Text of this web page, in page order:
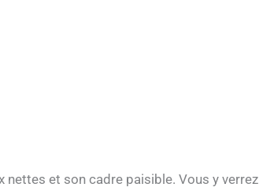
nettes et son cadre paisible. Vous y verrez